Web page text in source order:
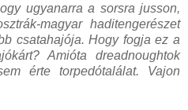
ugyanarra a sorsra jusson,
magyar haditengerészet
csatahajója. Hogy fogja ez a
Amióta dreadnoughtok
érte torpedótalálat. Vajon